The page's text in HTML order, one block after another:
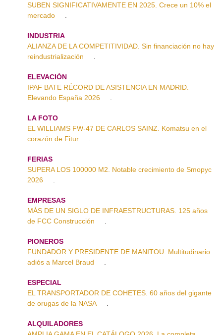
SUBEN SIGNIFICATIVAMENTE EN 2025. Crece un 10% el
mercado
INDUSTRIA
ALIANZA DE LA COMPETITIVIDAD. Sin financiación no hay
reindustrialización
ELEVACIÓN
IPAF BATE RÉCORD DE ASISTENCIA EN MADRID.
Elevando España 2026
LA FOTO
EL WILLIAMS FW-47 DE CARLOS SAINZ. Komatsu en el
corazón de Fitur
FERIAS
SUPERA LOS 100000 M2. Notable crecimiento de Smopyc
2026
EMPRESAS
MÁS DE UN SIGLO DE INFRAESTRUCTURAS. 125 años
de FCC Construcción
PIONEROS
FUNDADOR Y PRESIDENTE DE MANITOU. Multitudinario
adiós a Marcel Braud
ESPECIAL
EL TRANSPORTADOR DE COHETES. 60 años del gigante
de orugas de la NASA
ALQUILADORES